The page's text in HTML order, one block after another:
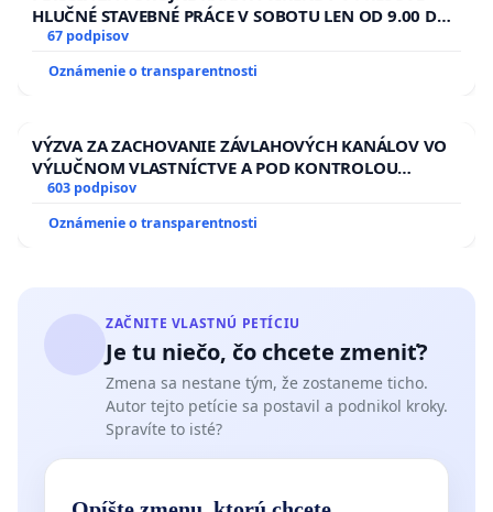
HLUČNÉ STAVEBNÉ PRÁCE V SOBOTU LEN OD 9.00 DO
13.00 HOD., CEZ PRACOVNÝ TÝŽDEŇ CIEĽ 8.00 – 18.00
ĎUMBIERSKEJ/MAGU
67 podpisov
Oznámenie o transparentnosti
VÝZVA ZA ZACHOVANIE ZÁVLAHOVÝCH KANÁLOV VO
VÝLUČNOM VLASTNÍCTVE A POD KONTROLOU
SLOVENSKEJ REPUBLIKY & žiadosť na riešenie
kanálov na Slovensku
603 podpisov
Oznámenie o transparentnosti
ZAČNITE VLASTNÚ PETÍCIU
Je tu niečo, čo chcete zmeniť?
Zmena sa nestane tým, že zostaneme ticho.
Autor tejto petície sa postavil a podnikol kroky.
Spravíte to isté?